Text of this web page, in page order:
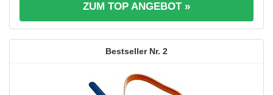
ZUM TOP ANGEBOT »
2